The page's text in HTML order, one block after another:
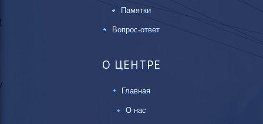
О ЦЕНТРЕ
Главная
О нас
Памятки
Вопрос-ответ